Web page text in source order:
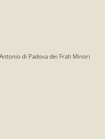
di Padova dei Frati Minori